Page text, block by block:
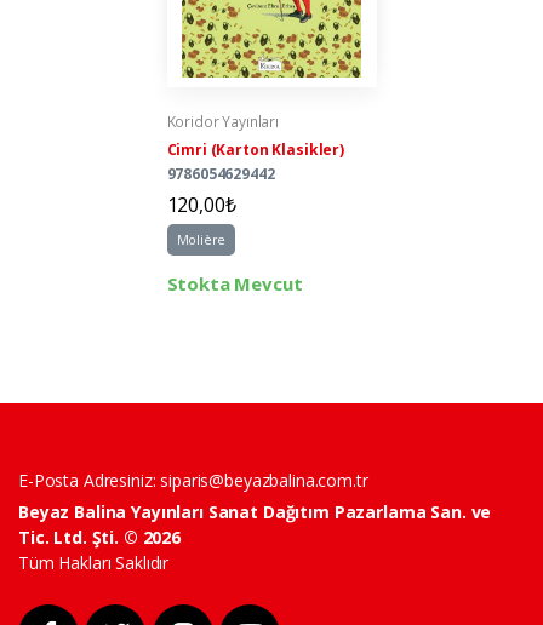
Koridor Yayınları
Cimri (Karton Klasikler)
9786054629442
120,00₺
Molière
Stokta Mevcut
E-Posta Adresiniz:siparis@beyazbalina.com.tr
Beyaz Balina Yayınları Sanat Dağıtım Pazarlama San. ve
Tic. Ltd. Şti. © 2026
Tüm Hakları Saklıdır